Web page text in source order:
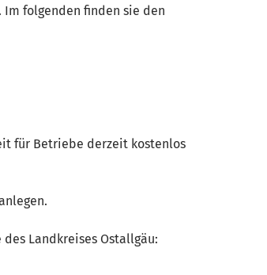
folgenden finden sie den
für Betriebe derzeit kostenlos
Landkreises Ostallgäu: